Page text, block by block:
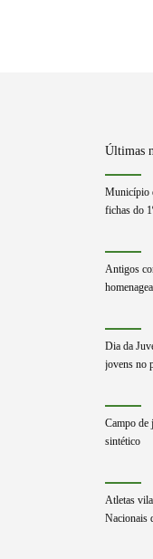
Últimas
Município
fichas do
Antigos
Dia da
jovens no
Campo de
sintético
Atletas
Nacionais